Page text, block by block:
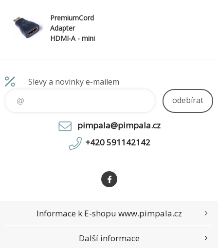
PremiumCord
Adapter
HDMI-A - mini
Slevy a novinky e-mailem
odebírat
pimpala@pimpala.cz
+420 591142142
Informace k E-shopu www.pimpala.cz
Další informace